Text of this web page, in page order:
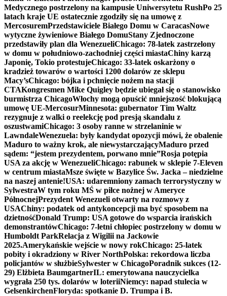
Medycznego postrzelony na kampusie Uniwersytetu RushPo 25
latach kraje UE ostatecznie zgodziły się na umowę z
MercosuremPrzedstawiciele Białego Domu w CaracasNowe
wytyczne żywieniowe Białego DomuStany Zjednoczone
przedstawiły plan dla WenezueliChicago: 78-latek zastrzelony
w domu w południowo-zachodniej części miastaChiny karzą
Japonię, Tokio protestujeChicago: 33-latek oskarżony o
kradzież towarów o wartości 1200 dolarów ze sklepu
Macy’sChicago: bójka i pchnięcie nożem na stacji
CTAKongresmen Mike Quigley będzie ubiegał się o stanowisko
burmistrza ChicagoWłochy mogą opuścić mniejszość blokującą
umowę UE-MercosurMinnesota: gubernator Tim Waltz
rezygnuje z walki o reelekcję pod presją skandalu z
oszustwamiChicago: 3 osoby ranne w strzelaninie w
LawndaleWenezuela: były kandydat opozycji mówi, że obalenie
Maduro to ważny krok, ale niewystarczającyMaduro przed
sądem: “jestem prezydentem, porwano mnie”Rosja potępia
USA za akcję w WenezueliChicago: rabunek w sklepie 7-Eleven
w centrum miastaMsze święte w Bazylice Św. Jacka – niedzielne
na naszej antenie!USA: udaremniony zamach terrorystyczny w
SylwestraW tym roku MŚ w piłce nożnej w Ameryce
PółnocnejPrezydent Wenezueli otwarty na rozmowy z
USAChiny: podatek od antykoncepcji ma być sposobem na
dzietnośćDonald Trump: USA gotowe do wsparcia irańskich
demonstrantówChicago: 7-letni chłopiec postrzelony w domu w
Humboldt ParkRelacja z Wigilii na Jackowie
2025.Amerykańskie wejście w nowy rokChicago: 25-latek
pobity i okradziony w River NorthPolska: rekordowa liczba
policjantów w służbieSylwester w ChicagoPoradnik sukces (12-
29) Elżbieta BaumgartnerIL: emerytowana nauczycielka
wygrała 250 tys. dolarów w loteriiNiemcy: napad stulecia w
GelsenkirchenFloryda: spotkanie D. Trumpa i B.